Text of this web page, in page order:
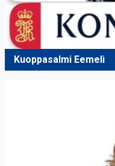
Kuoppasalmi Eemeli